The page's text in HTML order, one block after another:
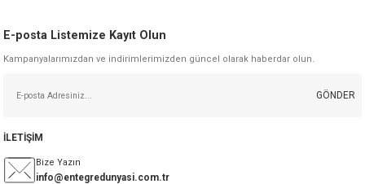
E-posta Listemize Kayıt Olun
Kampanyalarımızdan ve indirimlerimizden güncel olarak haberdar olun.
GÖNDER
İLETİŞİM
Bize Yazın
info@entegredunyasi.com.tr